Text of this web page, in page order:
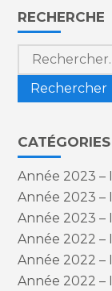
Blog
sidebar
RECHERCHE
Rechercher :
CATÉGORIES
Année 2023 –
Année 2023 –
Année 2023 –
Année 2022 –
Année 2022 –
Année 2022 –